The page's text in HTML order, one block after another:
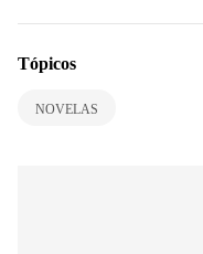
Tópicos
NOVELAS